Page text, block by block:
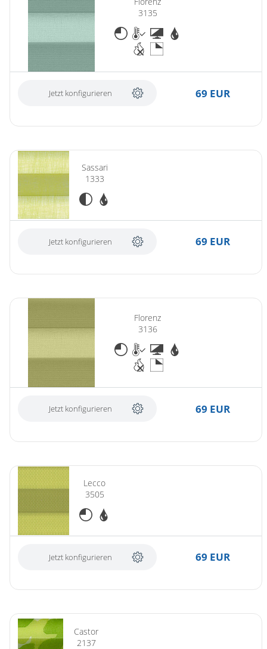
3135
Jetzt konfigurieren 69 EUR
Sassari
1333
Jetzt konfigurieren 69 EUR
Florenz
3136
Jetzt konfigurieren 69 EUR
Lecco
3505
Jetzt konfigurieren 69 EUR
Castor
2137